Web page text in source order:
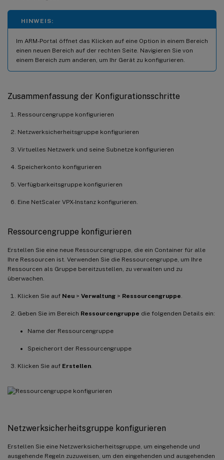
HINWEIS:
Im ARM-Portal öffnet das Klicken auf eine Option in einem Bereich
einen neuen Bereich auf der rechten Seite. Navigieren Sie von
einem Bereich zum anderen, um Ihr Gerät zu konfigurieren.
Zusammenfassung der Konfigurationsschritte
Ressourcengruppe konfigurieren
Netzwerksicherheitsgruppe konfigurieren
Virtuelles Netzwerk und seine Subnetze konfigurieren
Speicherkonto konfigurieren
Verfügbarkeitsgruppe konfigurieren
Eine NetScaler VPX-Instanz konfigurieren.
Ressourcengruppe konfigurieren
Erstellen Sie eine neue Ressourcengruppe, die ein Container für alle
Ihre Ressourcen ist. Verwenden Sie die Ressourcengruppe, um Ihre
Ressourcen als Gruppe bereitzustellen, zu verwalten und zu
überwachen.
Klicken Sie auf Neu > Verwaltung > Ressourcengruppe
Geben Sie im Bereich Ressourcengruppe die folgenden Details ein:
Name der Ressourcengruppe
Speicherort der Ressourcengruppe
Klicken Sie auf Erstellen
Netzwerksicherheitsgruppe konfigurieren
Erstellen Sie eine Netzwerksicherheitsgruppe, um eingehende und
ausgehende Regeln zuzuweisen, um den eingehenden und ausgehenden